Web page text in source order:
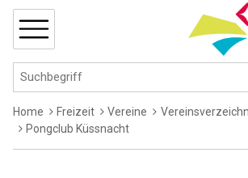
Navigieren in
Schnellnavigation
Hauptnavigation
Suchbegriff
Breadcrumb
Home Freizeit Vereine
Pongclub Küssnacht